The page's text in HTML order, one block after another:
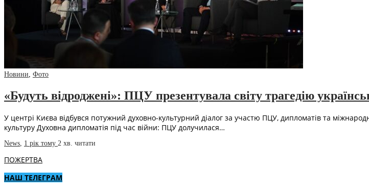
Новини, Фото
«Будуть відроджені»: ПЦУ презентувала світу трагедію
У центрі Києва відбувся потужний духовно-культурний діалог за участю ПЦУ, дипломатів та
культуру Духовна дипломатія під час війни: ПЦУ долучилася…
News, 1 рік тому 2 хв. читати
ПОЖЕРТВА
НАШ ТЕЛЕГРАМ